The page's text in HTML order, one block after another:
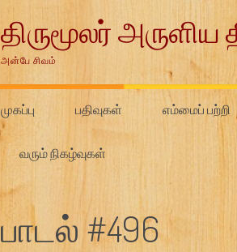
திருமூலர் அருளிய
அன்பே சிவம்
முகப்பு பதிவுகள் எம்மைப் பற்றி
வரும் நிகழ்வுகள்
பாடல் #496